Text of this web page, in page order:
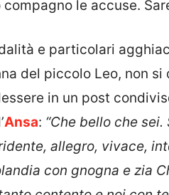
compagno le accuse.
e particolari
del piccolo Leo, non
in un post
Ansa: “Che bello che
allegro, vivace,
con gnogna e zia